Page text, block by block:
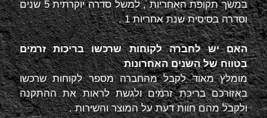
במשך תקופת האחריות , למשל סדרה יוקרתית 5 שנים
וסדרה בסיסית שנת אחריות 1 .
האם יש לחברה לקוחות שרכשו בריכות זרמים
בטווח של השנים האחרונות
מומלץ מאוד לקבל מהחברה מספר לקוחות שרכשו
באזורכם בריכת זרמים ולגשת לראות את ההתקנה
ולקבל מהם חוות דעת על המוצר והשירות .